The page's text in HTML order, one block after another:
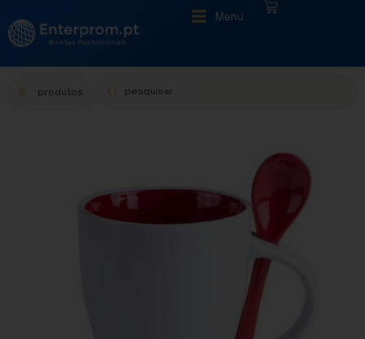
Menu
produtos